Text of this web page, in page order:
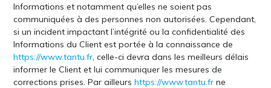
Informations et notamment qu’elles ne soient pas
communiquées à des personnes non autorisées. Cependant,
si un incident impactant l’intégrité ou la confidentialité des
Informations du Client est portée à la connaissance de
https://www.tantu.fr, celle-ci devra dans les meilleurs délais
informer le Client et lui communiquer les mesures de
corrections prises. Par ailleurshttps://www.tantu.fr ne